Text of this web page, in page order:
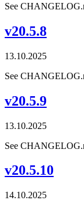
See
v20.5.8
13.10.2025
See
v20.5.9
13.10.2025
See
v20.5.10
14.10.2025